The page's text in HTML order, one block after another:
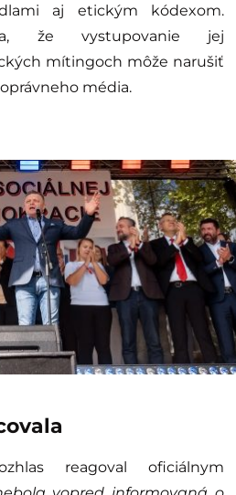
aj etickým kódexom.
že vystupovanie jej
mítingoch môže narušiť
média.
reagoval oficiálnym